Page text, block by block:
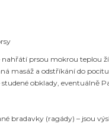
nahřátí prsou mokrou teplou
masáž a odstříkání do
studené obklady, eventuálně
bradavky (ragády) – jsou